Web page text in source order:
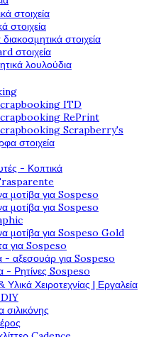
στοιχεία
στοιχεία
στοιχεία
στοιχεία
λουλούδια
ITD
RePrint
Scrapberry's
στοιχεία
- Κοπτικά
μοτίβα για Sospeso
μοτίβα για Sospeso
μοτίβα για Sospeso Gold
για Sospeso
- αξεσουάρ για Sospeso
- Ρητίνες Sospeso
Χειροτεχνίας | Εργαλεία
σιλικόνης